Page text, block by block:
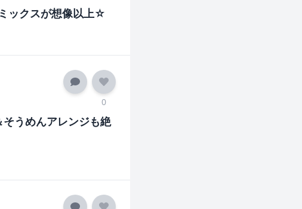
ックスが想像以上☆
0
そうめんアレンジも絶